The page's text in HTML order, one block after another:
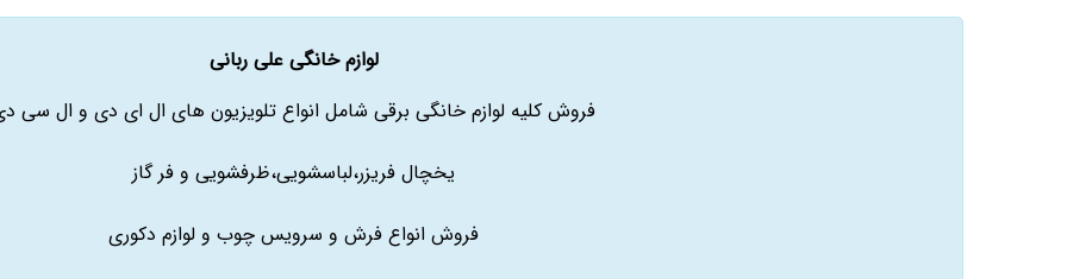
لوازم خانگی علی ربانی
فروش کلیه لوازم خانگی برقی شامل انواع تلویزیون های ال ای دی و ال سی
یخچال فریزر،لباسشویی،ظرفشویی و فر گاز
فروش انواع فرش و سرویس چوب و لوازم دکوری